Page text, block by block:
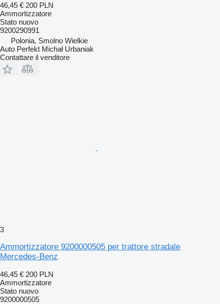
46,45 € 200 PLN
Ammortizzatore
Stato nuovo
9200290991
Polonia, Smolno Wielkie
Auto Perfekt Michał Urbaniak
Contattare il venditore
3
Ammortizzatore 9200000505 per trattore stradale
Mercedes-Benz
46,45 € 200 PLN
Ammortizzatore
Stato nuovo
9200000505